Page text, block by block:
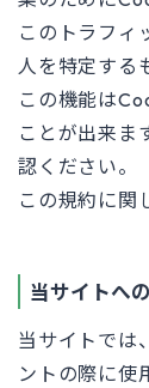
このトラフィ
人を特定する
この機能は
ことが出来ま
認ください。
この規約に関
当サイトへ
当サイトでは
ントの際に使